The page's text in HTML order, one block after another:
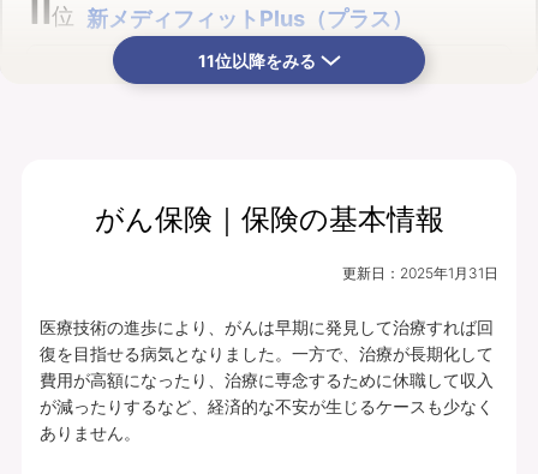
位 新メディフィットPlus（プラス）
月払保険料 保険期間
プランの中身を見る
所定の理由に該当されたとき、複数種類の
一時給付金をそれぞれお支払いします（そ
11位以降をみる
がん保険｜保険の基本情報
更新日： 2025年1月31日
医療技術の進歩により、がんは早期に発見して治療すれば回
復を目指せる病気となりました。一方で、治療が長期化して
費用が高額になったり、治療に専念するために休職して収入
が減ったりするなど、経済的な不安が生じるケースも少なく
ありません。